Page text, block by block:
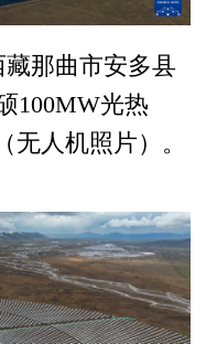
那曲市安多县
100MW光热
无人机照片）。